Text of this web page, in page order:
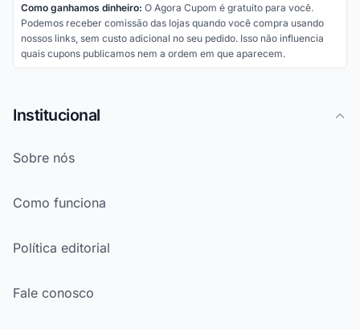
Como ganhamos dinheiro: O Agora Cupom é gratuito para você.
Podemos receber comissão das lojas quando você compra usando
nossos links, sem custo adicional no seu pedido. Isso não influencia
quais cupons publicamos nem a ordem em que aparecem.
Institucional
Sobre nós
Como funciona
Política editorial
Fale conosco